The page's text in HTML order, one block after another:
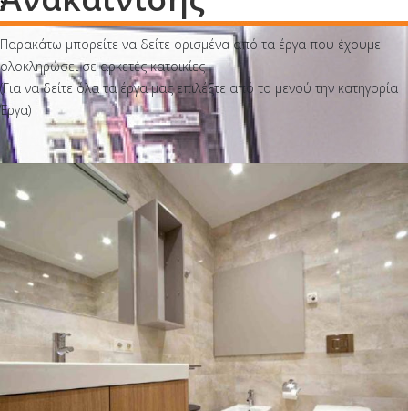
Παρακάτω μπορείτε να δείτε ορισμένα από τα έργα που έχουμε
ολοκληρώσει σε αρκετές κατοικίες
(Για να δείτε όλα τα έργα μας επιλέξτε από το μενού την κατηγορία
Έργα)